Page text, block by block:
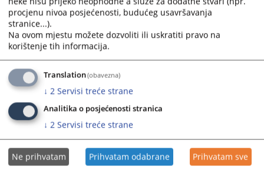
Prateći dokumenti
395PREGLEDA
procjenu nivoa posjećenosti, budućeg usavršavanja
stranice...).
Na ovom mjestu možete dozvoliti ili uskratiti pravo na
korištenje tih informacija.
Translation(obavezna)
↓ 2 Servisi treće strane
Analitika o posjećenosti stranica
↓ 2 Servisi treće strane
Ne prihvatam Prihvatam odabrane Prihvatam sve